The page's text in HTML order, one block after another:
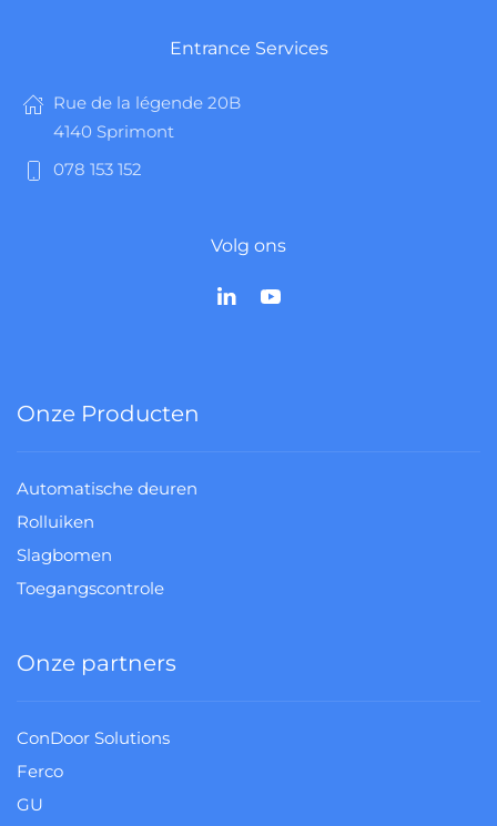
Entrance Services
Rue de la légende 20B
4140 Sprimont
078 153 152
Volg ons
Onze Producten
Automatische deuren
Rolluiken
Slagbomen
Toegangscontrole
Onze partners
ConDoor Solutions
Ferco
GU